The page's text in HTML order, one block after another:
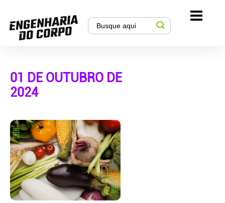
01 DE OUTUBRO DE
2024